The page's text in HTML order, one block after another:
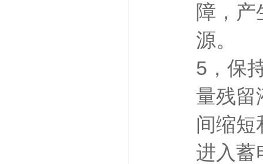
障，产
源。
5，保
量残留
间缩短
进入蓄